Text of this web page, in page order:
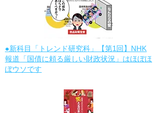
●新科目「トレンド研究科」【第1回】NHK
報道「国債に頼る厳しい財政状況」はほぼほ
ぼウソです